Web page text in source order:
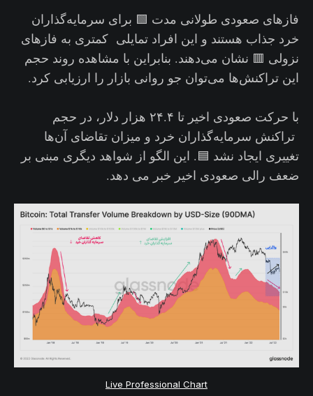
فازهای صعودی طولانی مدت 🟩 برای سرمایه‌گذاران
خرد جذاب هستند و این افراد تمایلی کمتری به فازهای
نزولی 🟥 نشان می‌دهند. بنابراین با مشاهده روند حجم
این تراکنش‌ها می‌توان جو روانی بازار را ارزیابی کرد.
با حرکت صعودی اخیر تا ۲۴.۴ هزار دلار، در حجم
تراکنش‌‌ سرمایه‌گذاران خرد و میزان تقاضای آن‌ها
تغییری ایجاد نشد 🟦. این الگو از شواهد دیگری مبنی بر
ضعف رالی صعودی اخیر خبر می دهد.
Live Professional Chart